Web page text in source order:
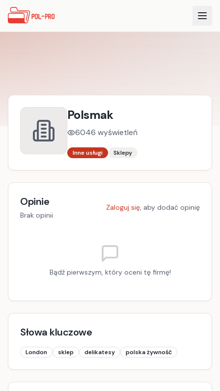
Polsmak
6046 wyświetleń
Inne usługi Sklepy
Opinie
Brak opinii
Zaloguj się, aby dodać opinię
Bądź pierwszym, który oceni tę firmę!
Słowa kluczowe
London sklep delikatesy polska żywność